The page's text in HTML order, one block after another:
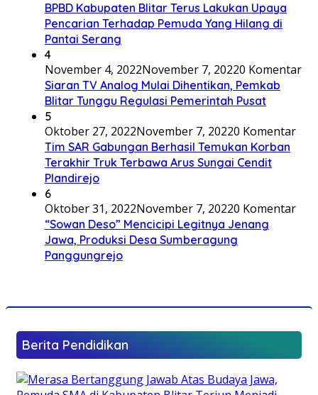
BPBD Kabupaten Blitar Terus Lakukan Upaya
Pencarian Terhadap Pemuda Yang Hilang di
Pantai Serang
4
November 4, 2022November 7, 20220 Komentar
Siaran TV Analog Mulai Dihentikan, Pemkab
Blitar Tunggu Regulasi Pemerintah Pusat
5
Oktober 27, 2022November 7, 20220 Komentar
Tim SAR Gabungan Berhasil Temukan Korban
Terakhir Truk Terbawa Arus Sungai Cendit
Plandirejo
6
Oktober 31, 2022November 7, 20220 Komentar
“Sowan Deso” Mencicipi Legitnya Jenang
Jawa, Produksi Desa Sumberagung
Panggungrejo
Berita Pendidikan